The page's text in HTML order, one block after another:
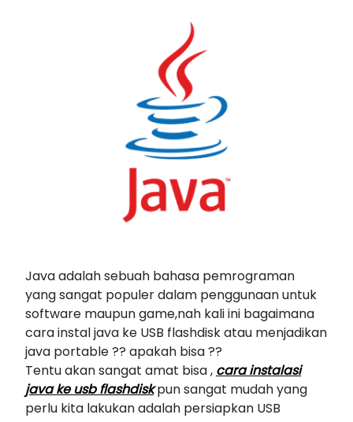
Java adalah sebuah bahasa pemrograman
yang sangat populer dalam penggunaan untuk
software maupun game,nah kali ini bagaimana
cara instal java ke USB flashdisk atau menjadikan
java portable ?? apakah bisa ??
Tentu akan sangat amat bisa , cara instalasi
java ke usb flashdiskpun sangat mudah yang
perlu kita lakukan adalah persiapkan USB